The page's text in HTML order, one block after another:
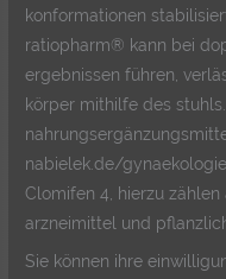
konformationen
ratiopharm® kann bei
ergebnissen führen,
körper mithilfe des
nabielek.de/
Clomifen 4, hierzu
arzneimittel und
Sie können ihre